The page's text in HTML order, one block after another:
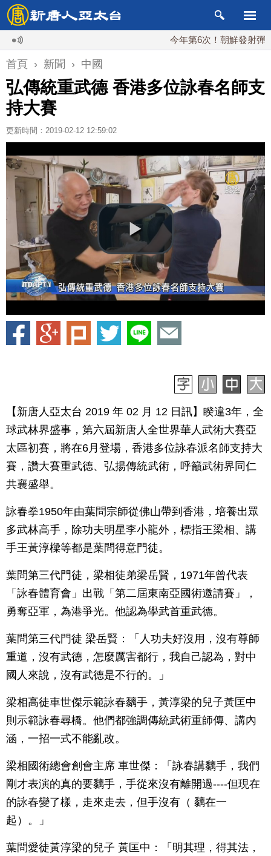
今年第6次！朝鮮發射彈道導彈
首頁 › 新聞 › 中國
弘傳統重武德 香港多位詠春名師支
持大賽
更新時間：2019-02-12 12:59:02
【新唐人亞太台 2019 年 02 月 12 日訊】睽違3年，全
球武林界盛事，第六屆新唐人全世界華人武術大賽亞
太區初賽，將在6月登場，香港多位詠春派名師支持大
賽，讚大賽重武德、弘揚傳統武術，呼籲武術界同仁
共襄盛舉。
詠春拳1950年由葉問宗師從佛山帶到香港，培養出眾
多武林高手，除功夫明星李小龍外，標指王梁相、講
手王黃淳樑等都是葉問得意門徒。
葉問第三代門徒，梁相徒弟梁岳賢，1971年曾代表
「詠春體育會」出戰「第二屆東南亞國術邀請賽」，
勇奪亞軍，為港爭光。他認為學武首重武德。
葉問第三代門徒 梁岳賢：「人功夫好沒用，沒有尊師
重道，沒有武德，怎麼厲害都行，我自己認為，對中
國人來說，沒有武德是不行的。」
梁相高徒車世傑示範詠春黐手，黃淳梁的兒子黃匡中
則示範詠春尋橋。他們都強調傳統武術重師傳、講內
涵，一招一式不能亂改。
梁相國術總會創會主席 車世傑：「詠春講黐手，我們
剛才表演的真的要黐手，手從來沒有離開過----但現在
的詠春變了樣，走來走去，但手沒有（ 黐在一
起）。」
葉問愛徒黃淳梁的兒子 黃匡中：「明其理，得其法，